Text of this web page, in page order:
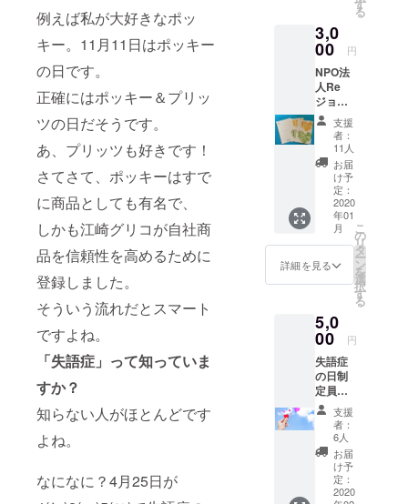
例えば私が大好きなポッ
キー。11月11日はポッキー
の日です。
正確にはポッキー＆プリッ
ツの日だそうです。
あ、プリッツも好きです！
さてさて、ポッキーはすで
に商品としても有名で、
しかも江崎グリコが自社商
品を信頼性を高めるために
登録しました。
そういう流れだとスマート
ですよね。
「失語症」って知っていま
すか？
知らない人がほとんどです
よね。
なになに？4月25日が
ハンド
ブック
～に、
お礼文
（サン
キュー
レ
ター）
を添え
て送り
ます。
発送
は、ク
ラウド
ファン
ディン
グ終了
お、こ
のクラ
ファン
ディン
グで
は、支
援を兼
ねたリ
ターン
になり
ますの
で、当
す
る
3,0
00 円
NPO法
人Re
ジョブ
大阪の
オリジ
ナルポ
スト
カード
３枚
セット
発送は
クラウ
ドファ
ンディ
ング終
す。
支援
者：
11人
お届
け予
定：
2020
年01
月
詳細を見る
こ
の
リ
タ
ー
ン
を
選
択
す
る
5,0
00 円
失語症
の日制
定員会
のサイ
トにお
名前掲
載（2月
開始）
サイト
に支援
支援
者：
6人
お届
け予
定：
2020